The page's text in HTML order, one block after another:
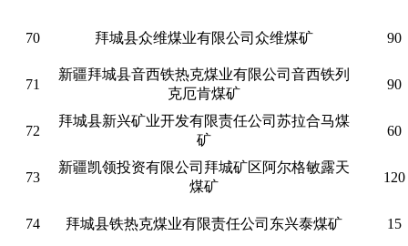
70 拜城县众维煤业有限公司众维煤矿 90
71
新疆拜城县音西铁热克煤业有限公司音西铁列
克厄肯煤矿
90
72
拜城县新兴矿业开发有限责任公司苏拉合马煤
矿
60
73
新疆凯领投资有限公司拜城矿区阿尔格敏露天
煤矿
120
74 拜城县铁热克煤业有限责任公司东兴泰煤矿 15